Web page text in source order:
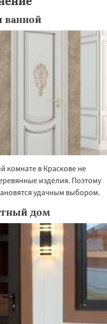
ванной
комнате в Краскове не
изделия. Поэтому
удачным выбором.
дом